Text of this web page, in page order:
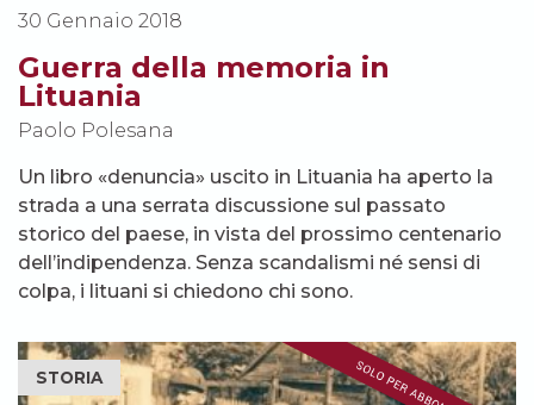
30 Gennaio 2018
Guerra della memoria in
Lituania
Paolo Polesana
Un libro «denuncia» uscito in Lituania ha aperto la
strada a una serrata discussione sul passato
storico del paese, in vista del prossimo centenario
dell’indipendenza. Senza scandalismi né sensi di
colpa, i lituani si chiedono chi sono.
STORIA